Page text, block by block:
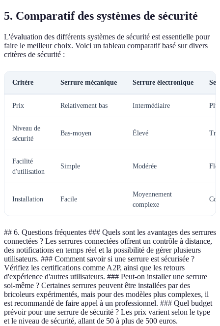
5. Comparatif des systèmes de sécurité
L'évaluation des différents systèmes de sécurité est essentielle pour
faire le meilleur choix. Voici un tableau comparatif basé sur divers
critères de sécurité :
Critère Serrure mécanique Serrure électronique
Prix Relativement bas Intermédiaire
Niveau de
sécurité
Bas-moyen Élevé
Facilité
d'utilisation
Simple Modérée
Installation Facile
Moyennement
complexe
## 6. Questions fréquentes ### Quels sont les avantages des serrures
connectées ? Les serrures connectées offrent un contrôle à distance,
des notifications en temps réel et la possibilité de gérer plusieurs
utilisateurs. ### Comment savoir si une serrure est sécurisée ?
Vérifiez les certifications comme A2P, ainsi que les retours
d'expérience d'autres utilisateurs. ### Peut-on installer une serrure
soi-même ? Certaines serrures peuvent être installées par des
bricoleurs expérimentés, mais pour des modèles plus complexes, il
est recommandé de faire appel à un professionnel. ### Quel budget
prévoir pour une serrure de sécurité ? Les prix varient selon le type
et le niveau de sécurité, allant de 50 à plus de 500 euros.